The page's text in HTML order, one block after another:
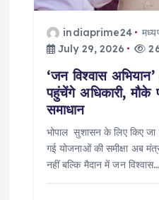
indiaprime24
July 29, 2026
‘जन विश्वास
पहुंचेंगे अधिकारी, मौके
समाधान
भोपाल सुशासन के लिए किए
गई योजनाओं की समीक्षा अब
नहीं बल्कि मैदान में जन विश्वास…